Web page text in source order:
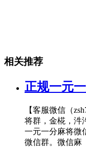
相关推荐
正规一元
【客服微信（
将群，金椛，汼
一元一分麻将微
微信群。微信麻